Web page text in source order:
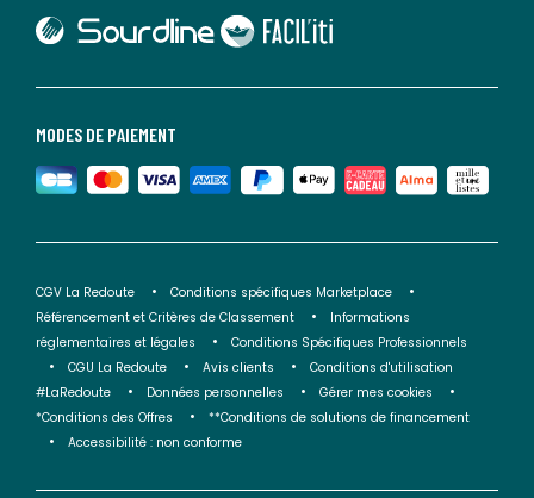
MODES DE PAIEMENT
lien vers Sourdline
lien vers Faciliti
CGV La Redoute
Conditions spécifiques Marketplace
Référencement et Critères de Classement
Informations
réglementaires et légales
Conditions Spécifiques Professionnels
CGU La Redoute
Avis clients
Conditions d'utilisation
#LaRedoute
Données personnelles
Gérer mes cookies
*Conditions des Offres
**Conditions de solutions de financement
Accessibilité : non conforme